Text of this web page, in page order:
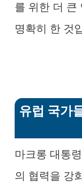
를 위한 더 큰
명확히 한 것
유럽 국가
마크롱 대통
의 협력을 강